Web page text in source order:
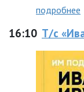
подробнее
16:10 Т/с